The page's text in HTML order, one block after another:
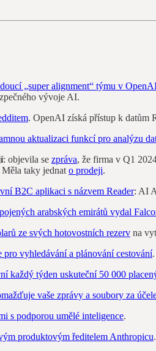
„super alignment“ týmu v
vývoje AI.
. OpenAI získá přístup k datům
aktualizaci funkcí pro analýzu
: objevila se zpráva, že firma v Q1
taky jednat o prodeji.
B2C aplikaci s názvem Reader: AI
arabských emirátů vydal
ze svých hotovostních rezerv na
vyhledávání a plánování cestování.
každý týden uskuteční 50 000
vaše zprávy a soubory za
s podporou umělé inteligence.
produktovým ředitelem Anthropicu.